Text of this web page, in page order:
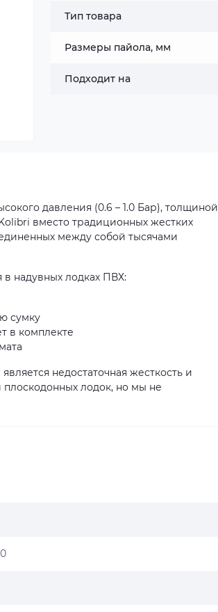
Тип товара
Размеры пайола, мм
Подходит на
давления (0.6 – 1.0 Бар), толщиной
вместо традиционных жестких
между собой тысячами
в надувных лодках ПВХ:
сумку
в комплекте
недостаточная жесткость и
плоскодонных лодок, но мы не